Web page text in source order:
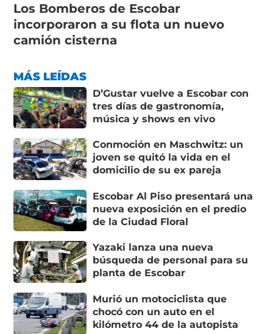
Los Bomberos de Escobar
incorporaron a su flota un nuevo
camión cisterna
MÁS LEÍDAS
D’Gustar vuelve a Escobar con
tres días de gastronomía,
música y shows en vivo
Conmoción en Maschwitz: un
joven se quitó la vida en el
domicilio de su ex pareja
Escobar Al Piso presentará una
nueva exposición en el predio
de la Ciudad Floral
Yazaki lanza una nueva
búsqueda de personal para su
planta de Escobar
Murió un motociclista que
chocó con un auto en el
kilómetro 44 de la autopista